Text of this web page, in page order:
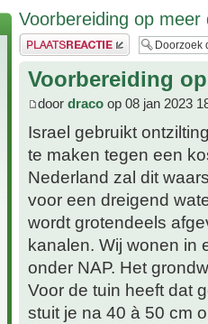
Voorbereiding op
Plaats een reactie
Voorbereiding
door draco op 08 jan 2023
Israel gebruikt
te maken tegen een
Nederland zal dit
voor een dreigend
wordt grotendeels
kanalen. Wij wonen in
onder NAP. Het
Voor de tuin heeft dat
stuit je na 40 à 50 cm